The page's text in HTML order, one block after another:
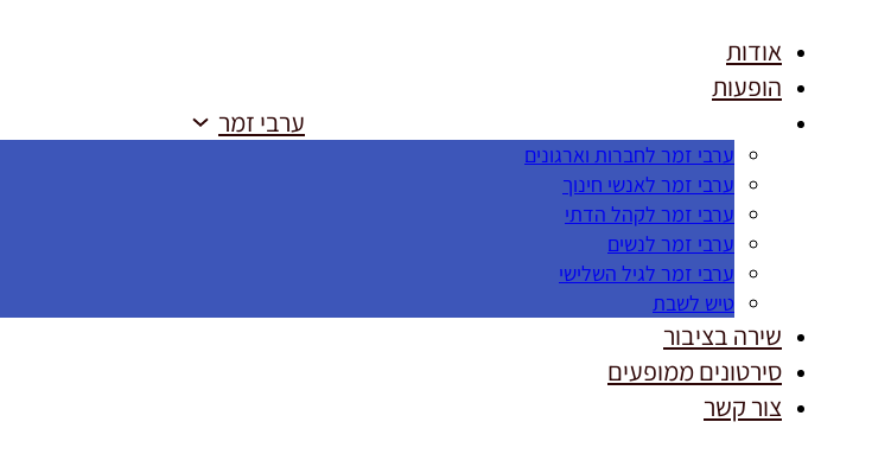
אודות
הופעות
ערבי זמר
ערבי זמר לחברות וארגונים
ערבי זמר לאנשי חינוך
ערבי זמר לקהל הדתי
ערבי זמר לנשים
ערבי זמר לגיל השלישי
טיש לשבת
שירה בציבור
סירטונים ממופעים
צור קשר